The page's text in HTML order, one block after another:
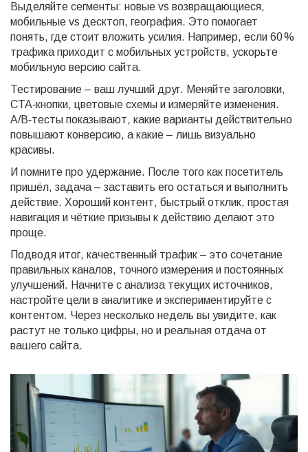
Выделяйте сегменты: новые vs возвращающиеся,
мобильные vs десктоп, география. Это помогает
понять, где стоит вложить усилия. Например, если 60 %
трафика приходит с мобильных устройств, ускорьте
мобильную версию сайта.
Тестирование – ваш лучший друг. Меняйте заголовки,
CTA‑кнопки, цветовые схемы и измеряйте изменения.
A/B‑тесты показывают, какие варианты действительно
повышают конверсию, а какие – лишь визуально
красивы.
И помните про удержание. После того как посетитель
пришёл, задача – заставить его остаться и выполнить
действие. Хороший контент, быстрый отклик, простая
навигация и чёткие призывы к действию делают это
проще.
Подводя итог, качественный трафик – это сочетание
правильных каналов, точного измерения и постоянных
улучшений. Начните с анализа текущих источников,
настройте цели в аналитике и экспериментируйте с
контентом. Через несколько недель вы увидите, как
растут не только цифры, но и реальная отдача от
вашего сайта.